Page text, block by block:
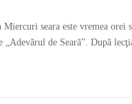
seara este vremea
„Adevărul de Seară”. După